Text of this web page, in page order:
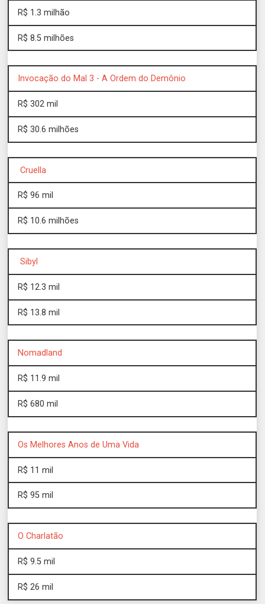
R$ 1.3 milhão
R$ 8.5 milhões
Invocação do Mal 3 - A Ordem do Demônio
R$ 302 mil
R$ 30.6 milhões
Cruella
R$ 96 mil
R$ 10.6 milhões
Sibyl
R$ 12.3 mil
R$ 13.8 mil
Nomadland
R$ 11.9 mil
R$ 680 mil
Os Melhores Anos de Uma Vida
R$ 11 mil
R$ 95 mil
O Charlatão
R$ 9.5 mil
R$ 26 mil